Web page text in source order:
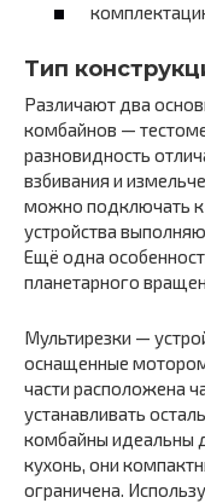
Тип
Различают два
комбайнов —
разновидность
взбивания и
можно подключать к
устройства
Ещё одна
планетарного
Мультирезки —
оснащенные
части расположена
устанавливать
комбайны идеальны
кухонь, они
ограничена.